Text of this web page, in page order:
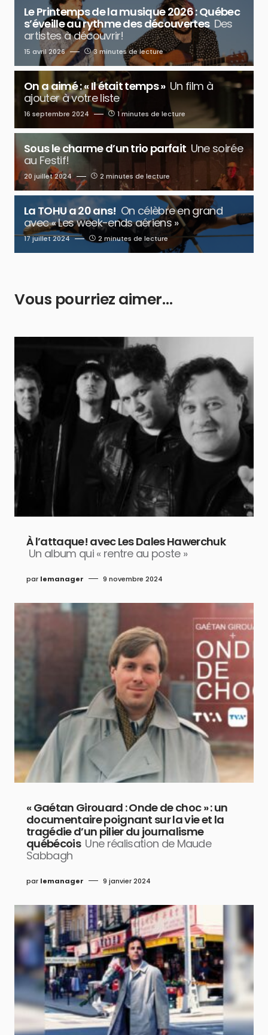
Le Printemps de la musique 2026 : Québec
s’éveille au rythme des découvertes Des
artistes à découvrir!
15 avril 2026 3 minutes de lecture
On a aimé : « Il était temps » Un film à
ajouter à votre liste
16 septembre 2024 1 minutes de lecture
Sous le charme d’un trio parfait Une soirée
au Festif!
20 juillet 2024 2 minutes de lecture
La TOHU a 20 ans! On célèbre en grand
avec « Les week-ends aériens »
17 juillet 2024 2 minutes de lecture
Vous pourriez aimer…
À l’attaque! avec Les Dales Hawerchuk
Un album qui « rentre au poste »
par lemanager 9 novembre 2024
« Gaétan Girouard : Onde de choc » : un
documentaire poignant sur la vie et la
tragédie d’un pilier du journalisme
québécois Une réalisation de Maude
Sabbagh
par lemanager 9 janvier 2024